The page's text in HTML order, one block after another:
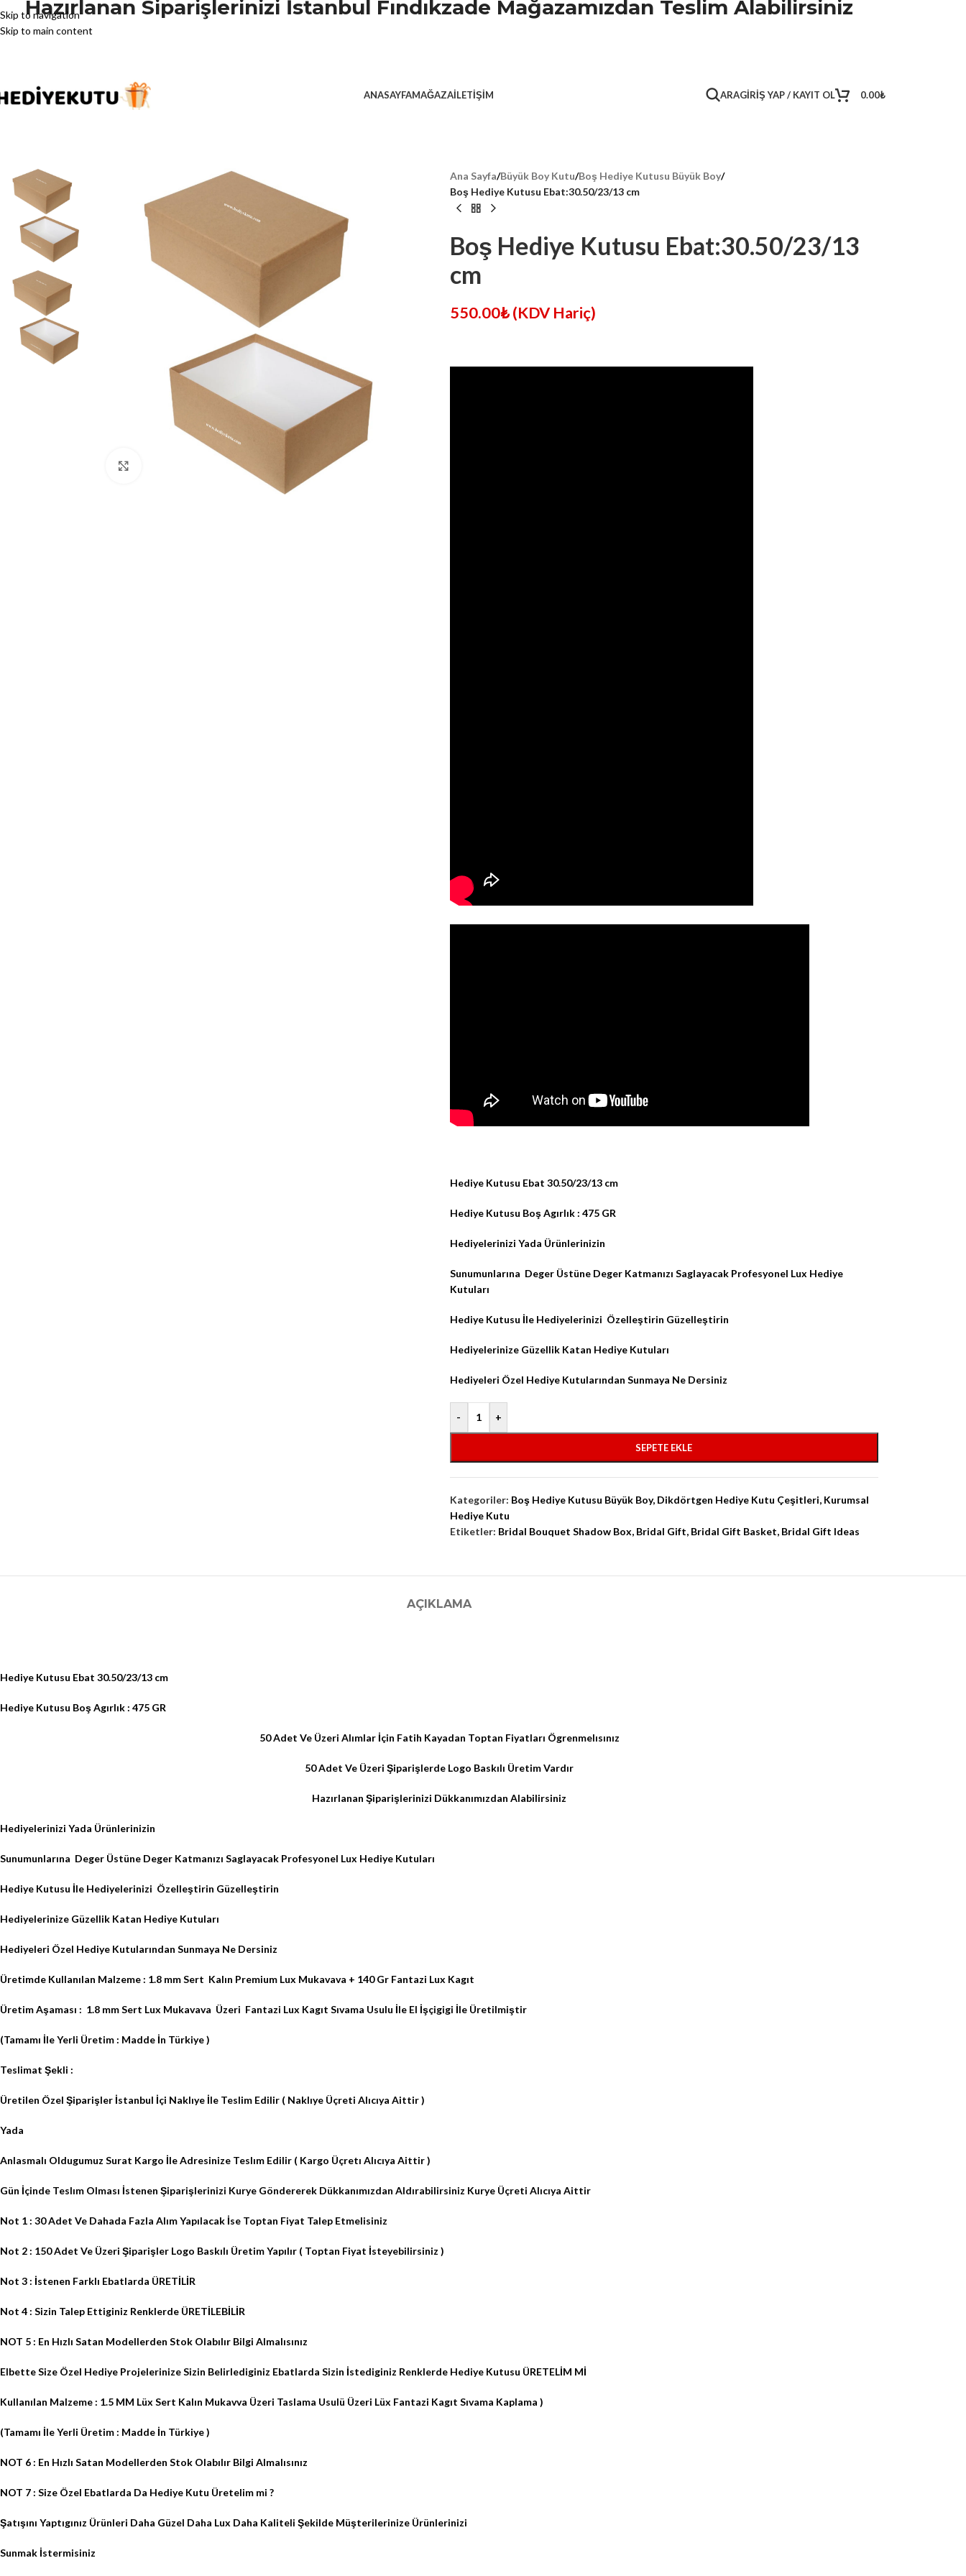
Skip to navigation
Skip to main content
Hazırlanan Siparişlerinizi İstanbul Fındıkzade Mağazamızdan Teslim Alabilirsiniz
ANASAYFAMAĞAZAİLETIŞIM ARAGIRIŞ YAP / KAYIT OL 0.00₺
Ana Sayfa/Büyük Boy Kutu/Boş Hediye Kutusu Büyük Boy/
Boş Hediye Kutusu Ebat:30.50/23/13 cm
Boş Hediye Kutusu Ebat:30.50/23/13
cm
550.00₺(KDV Hariç)
Hediye Kutusu Ebat 30.50/23/13 cm
Hediye Kutusu Boş Agırlık : 475 GR
Hediyelerinizi Yada Ürünlerinizin
Sunumunlarına Deger Üstüne Deger Katmanızı Saglayacak Profesyonel Lux Hediye
Kutuları
Hediye Kutusu İle Hediyelerinizi Özelleştirin Güzelleştirin
Hediyelerinize Güzellik Katan Hediye Kutuları
Hediyeleri Özel Hediye Kutularından Sunmaya Ne Dersiniz
- +
SEPETE EKLE
Kategoriler: Boş Hediye Kutusu Büyük Boy, Dikdörtgen Hediye Kutu Çeşitleri, Kurumsal
Hediye Kutu
Etiketler: Bridal Bouquet Shadow Box, Bridal Gift, Bridal Gift Basket, Bridal Gift Ideas
AÇIKLAMA
Hediye Kutusu Ebat 30.50/23/13 cm
Hediye Kutusu Boş Agırlık : 475 GR
50 Adet Ve Üzeri Alımlar İçin Fatih Kayadan Toptan Fiyatları Ögrenmelısınız
50 Adet Ve Üzeri Şiparişlerde Logo Baskılı Üretim Vardır
Hazırlanan Şiparişlerinizi Dükkanımızdan Alabilirsiniz
Hediyelerinizi Yada Ürünlerinizin
Sunumunlarına Deger Üstüne Deger Katmanızı Saglayacak Profesyonel Lux Hediye Kutuları
Hediye Kutusu İle Hediyelerinizi Özelleştirin Güzelleştirin
Hediyelerinize Güzellik Katan Hediye Kutuları
Hediyeleri Özel Hediye Kutularından Sunmaya Ne Dersiniz
Üretimde Kullanılan Malzeme : 1.8 mm Sert Kalın Premium Lux Mukavava + 140 Gr Fantazi Lux Kagıt
Üretim Aşaması : 1.8 mm Sert Lux Mukavava Üzeri Fantazi Lux Kagıt Sıvama Usulu İle El İşçigigi İle Üretilmiştir
(Tamamı İle Yerli Üretim : Madde İn Türkiye )
Teslimat Şekli :
Üretilen Özel Şiparişler İstanbul İçi Naklıye İle Teslim Edilir ( Naklıye Üçreti Alıcıya Aittir )
Yada
Anlasmalı Oldugumuz Surat Kargo İle Adresinize Teslım Edilir ( Kargo Üçretı Alıcıya Aittir )
Gün İçinde Teslım Olması İstenen Şiparişlerinizi Kurye Göndererek Dükkanımızdan Aldırabilirsiniz Kurye Üçreti Alıcıya Aittir
Not 1 : 30 Adet Ve Dahada Fazla Alım Yapılacak İse Toptan Fiyat Talep Etmelisiniz
Not 2 : 150 Adet Ve Üzeri Şiparişler Logo Baskılı Üretim Yapılır ( Toptan Fiyat İsteyebilirsiniz )
Not 3 : İstenen Farklı Ebatlarda ÜRETİLİR
Not 4 : Sizin Talep Ettiginiz Renklerde ÜRETİLEBİLİR
NOT 5 : En Hızlı Satan Modellerden Stok Olabılır Bilgi Almalısınız
Elbette Size Özel Hediye Projelerinize Sizin Belirlediginiz Ebatlarda Sizin İstediginiz Renklerde Hediye Kutusu ÜRETELİM Mİ
Kullanılan Malzeme : 1.5 MM Lüx Sert Kalın Mukavva Üzeri Taslama Usulü Üzeri Lüx Fantazi Kagıt Sıvama Kaplama )
(Tamamı İle Yerli Üretim : Madde İn Türkiye )
NOT 6 : En Hızlı Satan Modellerden Stok Olabılır Bilgi Almalısınız
NOT 7 : Size Özel Ebatlarda Da Hediye Kutu Üretelim mi ?
Şatışını Yaptıgınız Ürünleri Daha Güzel Daha Lux Daha Kaliteli Şekilde Müşterilerinize Ürünlerinizi
Sunmak İstermisiniz